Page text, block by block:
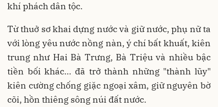
khí phách dân tộc.
Từ thuở sơ khai dựng nước và giữ nước, phụ nữ ta
với lòng yêu nước nồng nàn, ý chí bất khuất, kiên
trung như Hai Bà Trưng, Bà Triệu và nhiều bậc
tiền bối khác… đã trở thành những "thành lũy"
kiên cường chống giặc ngoại xâm, giữ nguyên bờ
cõi, hồn thiêng sông núi đất nước.